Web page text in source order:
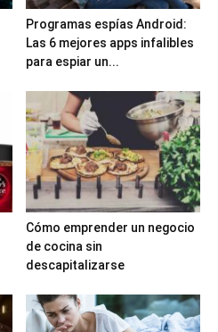
Programas espías Android:
Las 6 mejores apps infalibles
para espiar un...
Cómo emprender un negocio
de cocina sin
descapitalizarse